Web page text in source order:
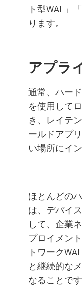
ト型WAF」
ります。
アプラ
通常、ハー
を使用して
き、レイテ
ールドアプ
い場所にイ
ほとんどの
は、デバイ
して、企業
プロイメン
トワーク
と継続的な
なることです